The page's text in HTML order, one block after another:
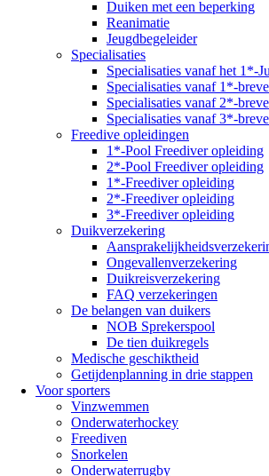
Duiken met een beperking
Reanimatie
Jeugdbegeleider
Specialisaties
Specialisaties vanaf het 1*-
Specialisaties vanaf 1*-
Specialisaties vanaf 2*-
Specialisaties vanaf 3*-
Freedive opleidingen
1*-Pool Freediver opleiding
2*-Pool Freediver opleiding
1*-Freediver opleiding
2*-Freediver opleiding
3*-Freediver opleiding
Duikverzekering
Ongevallenverzekering
Duikreisverzekering
FAQ verzekeringen
De belangen van duikers
NOB Sprekerspool
De tien duikregels
Medische geschiktheid
Getijdenplanning in drie stappen
Voor sporters
Vinzwemmen
Onderwaterhockey
Freediven
Snorkelen
Onderwaterrugby